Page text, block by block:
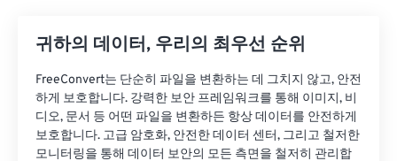
귀하의 데이터, 우리의 최우선 순위
FreeConvert는 단순히 파일을 변환하는 데 그치지 않고, 안전
하게 보호합니다. 강력한 보안 프레임워크를 통해 이미지, 비
디오, 문서 등 어떤 파일을 변환하든 항상 데이터를 안전하게
보호합니다. 고급 암호화, 안전한 데이터 센터, 그리고 철저한
모니터링을 통해 데이터 보안의 모든 측면을 철저히 관리합